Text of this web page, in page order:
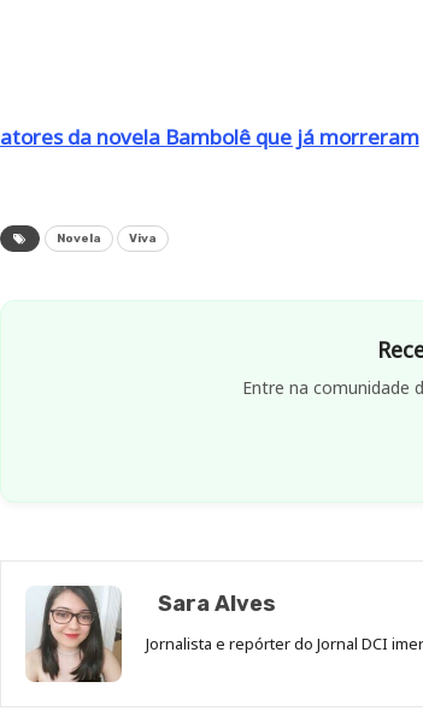
atores da novela Bambolê que já morreram
Novela Viva
Entre na comunidade
Sara Alves
Jornalista e repórter do Jornal DCI